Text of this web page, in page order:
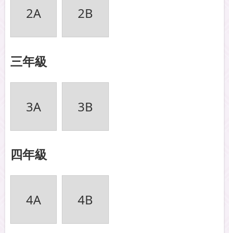
2A 2B
三年級
3A 3B
四年級
4A 4B